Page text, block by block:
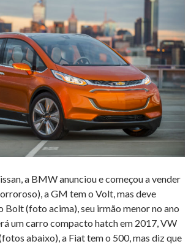
a BMW anunciou e começou a vender
a GM tem o Volt, mas deve
Bolt (foto acima), seu irmão menor no ano
um carro compacto hatch em 2017, VW
abaixo), a Fiat tem o 500, mas diz que